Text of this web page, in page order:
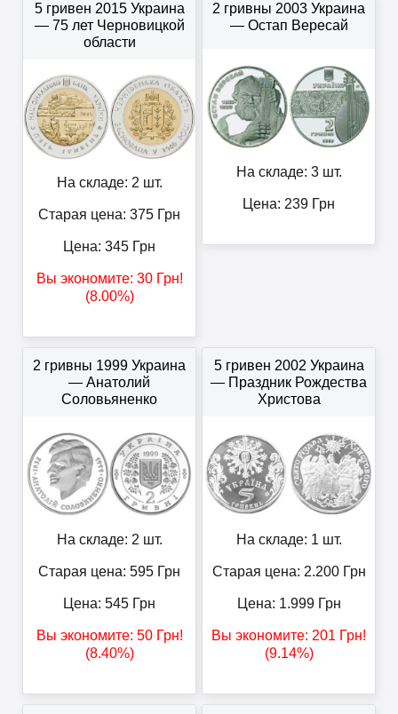
5 гривен 2015 Украина
— 75 лет Черновицкой
области
На складе: 2 шт.
Старая цена: 375 Грн
Цена: 345 Грн
Вы экономите: 30Грн!
(8.00%)
2 гривны 2003 Украина
— Остап Вересай
На складе: 3 шт.
Цена: 239 Грн
2 гривны 1999 Украина
— Анатолий
Соловьяненко
На складе: 2 шт.
Старая цена: 595 Грн
Цена: 545 Грн
Вы экономите: 50Грн!
(8.40%)
5 гривен 2002 Украина
— Праздник Рождества
Христова
На складе: 1 шт.
Старая цена: 2.200Грн
Цена: 1.999Грн
Вы экономите: 201 Грн!
(9.14%)